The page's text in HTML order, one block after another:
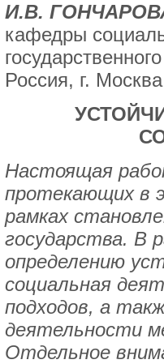
И.В.
кафедры
Россия, г. Москва
Настоящая
протекающих в
рамках
государства. В
определению
социальная
подходов, а
деятельности
Отдельное